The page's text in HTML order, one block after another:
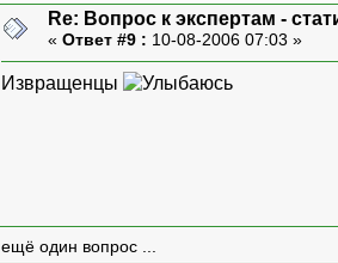
Re: Вопрос к экспертам -
« Ответ #9 : 10-08-2006 07:03 »
Извращенцы
ещё один вопрос ...